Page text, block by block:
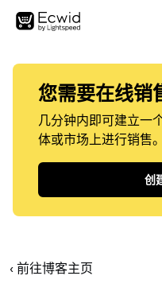
您需要在线销
几分钟内即可建立一
体或市场上进行销售。
创
‹ 前往博客主页